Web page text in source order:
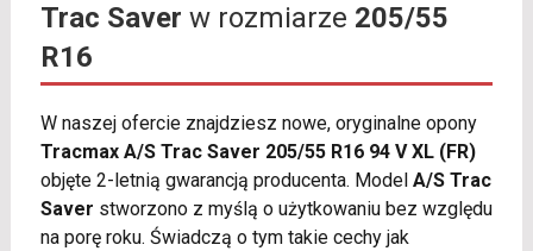
Trac Saver w rozmiarze 205/55
R16
W naszej ofercie znajdziesz nowe, oryginalne opony
Tracmax A/S Trac Saver 205/55 R16 94 V XL (FR)
objęte 2-letnią gwarancją producenta. Model A/S Trac
Saver stworzono z myślą o użytkowaniu bez względu
na porę roku. Świadczą o tym takie cechy jak